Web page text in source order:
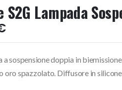
S2G Lampada
Fascia
di
da
673,00€
a sospensione doppia in
oro spazzolato. Diffusore in